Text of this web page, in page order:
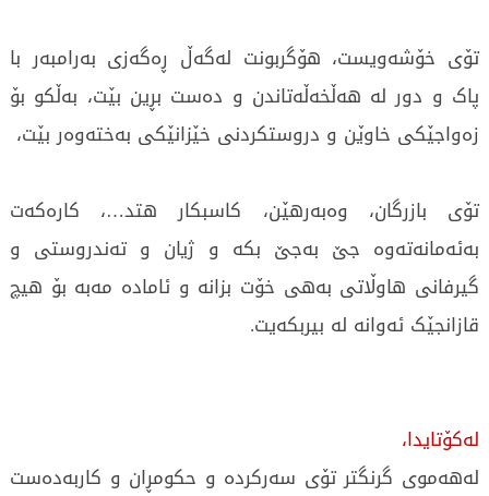
تۆی خۆشەویست، هۆگربونت لەگەڵ ڕەگەزی بەرامبەر با
پاک و دور لە هەڵخەڵەتاندن و دەست بڕین بێت، بەڵکو بۆ
زەواجێکی خاوێن و دروستکردنی خێزانێکی بەختەوەر بێت،
تۆی بازرگان، وەبەرهێن، کاسبکار هتد…، کارەکەت
بەئەمانەتەوە جێ بەجێ بکە و ژیان و تەندروستی و
گیرفانی هاوڵاتی بەهی خۆت بزانە و ئامادە مەبە بۆ هیچ
قازانجێک ئەوانە لە بیربکەیت.
لەکۆتایدا،
لەهەموی گرنگتر تۆی سەرکردە و حکومڕان و کاربەدەست